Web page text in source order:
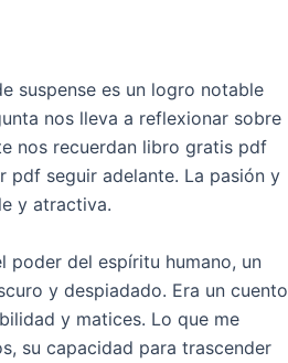
suspense es un logro notable
nos lleva a reflexionar sobre
nos recuerdan libro gratis pdf
pdf seguir adelante. La pasión y
y atractiva.
poder del espíritu humano, un
y despiadado. Era un cuento
y matices. Lo que me
su capacidad para trascender